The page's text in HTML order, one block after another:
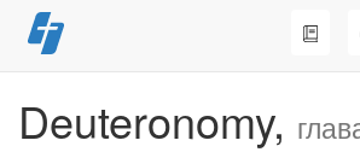
Skip
to
Deuteronomy,